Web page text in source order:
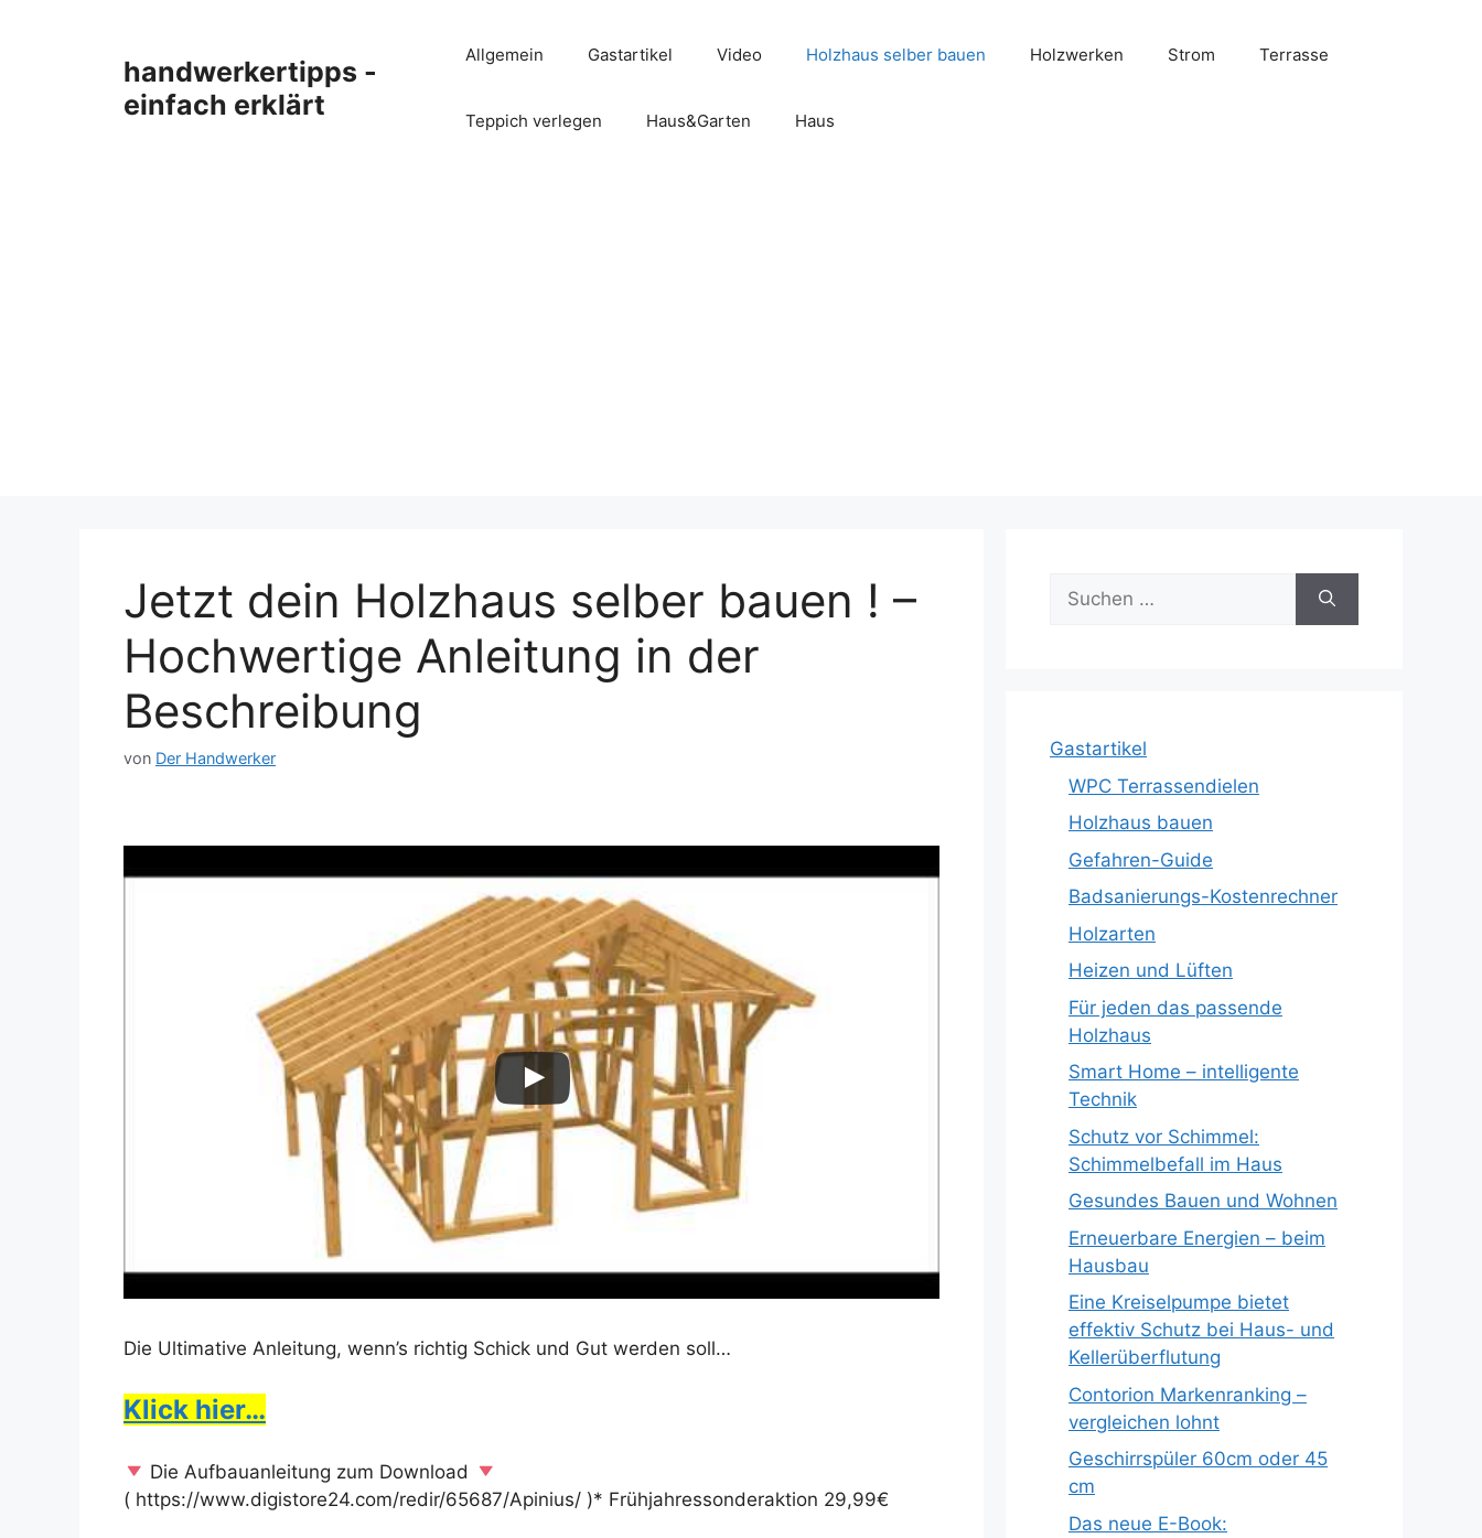
handwerkertipps -
einfach erklärt
Allgemein Gastartikel Video Holzhaus selber bauen Holzwerken Strom Terrasse
Teppich verlegen Haus&Garten Haus
Jetzt dein Holzhaus selber bauen ! –
Hochwertige Anleitung in der
Beschreibung
von Der Handwerker
Dieses Video auf YouTube ansehen
Die Ultimative Anleitung, wenn’s richtig Schick und Gut werden soll…
Klick hier…
Die Aufbauanleitung zum Download
( https://www.digistore24.com/redir/65687/Apinius/ )* Frühjahressonderaktion 29,99€
Suche
nach:
Gastartikel
WPC Terrassendielen
Holzhaus bauen
Gefahren-Guide
Badsanierungs-Kostenrechner
Holzarten
Heizen und Lüften
Für jeden das passende
Holzhaus
Smart Home – intelligente
Technik
Schutz vor Schimmel:
Schimmelbefall im Haus
Gesundes Bauen und Wohnen
Erneuerbare Energien – beim
Hausbau
Eine Kreiselpumpe bietet
effektiv Schutz bei Haus- und
Kellerüberflutung
Contorion Markenranking –
vergleichen lohnt
Geschirrspüler 60cm oder 45
cm
Das neue E-Book: